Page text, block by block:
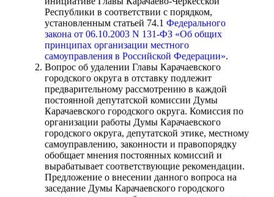
Республики в соответствии с порядком,
установленным статьей 74.1 Федерального
закона от 06.10.2003 N 131-ФЗ «Об общих
принципах организации местного
самоуправления в Российской Федерации».
Вопрос об удалении Главы Карачаевского
городского округа в отставку подлежит
предварительному рассмотрению в каждой
постоянной депутатской комиссии Думы
Карачаевского городского округа. Комиссия по
организации работы Думы Карачаевского
городского округа, депутатской этике, местному
самоуправлению, законности и правопорядку
обобщает мнения постоянных комиссий и
вырабатывает соответствующие рекомендации.
Предложение о внесении данного вопроса на
заседание Думы Карачаевского городского